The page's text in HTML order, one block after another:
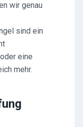
wir genau
sind ein
eine
mehr.